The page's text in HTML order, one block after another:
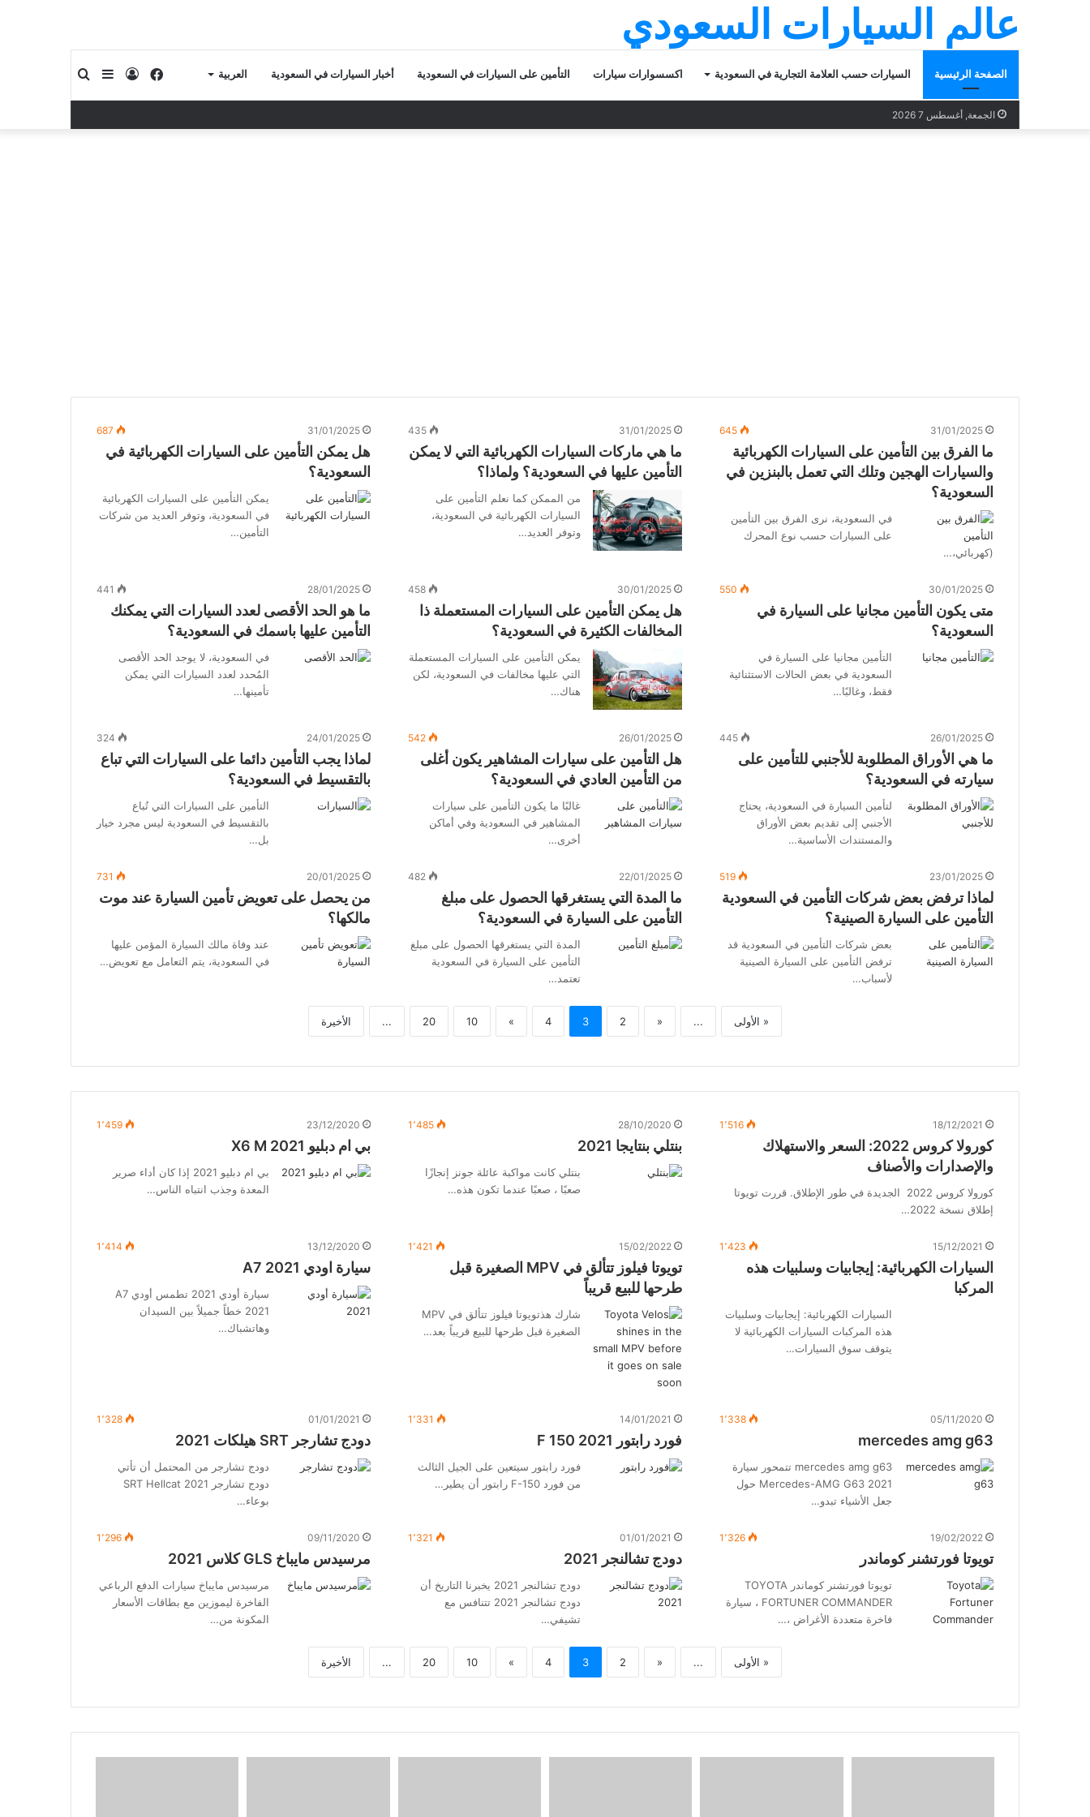
عالم السيارات السعودي
الصفحة الرئيسية السيارات حسب العلامة التجارية في السعودية اكسسوارات سيارات التأمين على السيارات في السعودية أخبار السيارات في السعودية العربية إضافةتسجيلفيسبوك
الجمعة, أغسطس 7 2026
31/01/2025
645
ما الفرق بين التأمين على السيارات الكهربائية
والسيارات الهجين وتلك التي تعمل بالبنزين في
السعودية؟
في السعودية، نرى الفرق بين التأمين
على السيارات حسب نوع المحرك
(كهربائي،…
31/01/2025
435
ما هي ماركات السيارات الكهربائية التي لا يمكن
التأمين عليها في السعودية؟ ولماذا؟
من الممكن كما نعلم التأمين على
السيارات الكهربائية في السعودية،
وتوفر العديد…
31/01/2025
687
هل يمكن التأمين على السيارات الكهربائية في
السعودية؟
يمكن التأمين على السيارات الكهربائية
في السعودية، وتوفر العديد من شركات
التأمين…
30/01/2025
550
متى يكون التأمين مجانيا على السيارة في
السعودية؟
التأمين مجانيا على السيارة في
السعودية في بعض الحالات الاستثنائية
فقط، وغالبًا…
30/01/2025
458
هل يمكن التأمين على السيارات المستعملة ذا
المخالفات الكثيرة في السعودية؟
يمكن التأمين على السيارات المستعملة
التي عليها مخالفات في السعودية، لكن
هناك…
28/01/2025
441
ما هو الحد الأقصى لعدد السيارات التي يمكنك
التأمين عليها باسمك في السعودية؟
في السعودية، لا يوجد الحد الأقصى
المُحدد لعدد السيارات التي يمكن
تأمينها…
26/01/2025
445
ما هي الأوراق المطلوبة للأجنبي للتأمين على
سيارته في السعودية؟
لتأمين السيارة في السعودية، يحتاج
الأجنبي إلى تقديم بعض الأوراق
والمستندات الأساسية…
26/01/2025
542
هل التأمين على سيارات المشاهير يكون أغلى
من التأمين العادي في السعودية؟
غالبًا ما يكون التأمين على سيارات
المشاهير في السعودية وفي أماكن
أخرى…
24/01/2025
324
لماذا يجب التأمين دائما على السيارات التي تباع
بالتقسيط في السعودية؟
التأمين على السيارات التي تُباع
بالتقسيط في السعودية ليس مجرد خيار
بل…
23/01/2025
519
لماذا ترفض بعض شركات التأمين في السعودية
التأمين على السيارة الصينية؟
بعض شركات التأمين في السعودية قد
ترفض التأمين على السيارة الصينية
لأسباب…
22/01/2025
482
ما المدة التي يستغرقها الحصول على مبلغ
التأمين على السيارة في السعودية؟
المدة التي يستغرقها الحصول على مبلغ
التأمين على السيارة في السعودية
تعتمد…
20/01/2025
731
من يحصل على تعويض تأمين السيارة عند موت
مالكها؟
عند وفاة مالك السيارة المؤمن عليها
في السعودية، يتم التعامل مع تعويض…
« الأولى ...
«
2
3
4
»
10
20
... الأخيرة
18/12/2021 1٬516
كورولا كروس 2022: السعر والاستهلاك
والإصدارات والأصناف
كورولا كروس 2022 الجديدة في طور الإطلاق. قررت تويوتا
إطلاق نسخة 2022…
28/10/2020 1٬485
بنتلي بنتايجا 2021
بنتلي كانت مواكبة عائلة جونز إنجازًا
صعبًا ، صعبًا عندما تكون هذه…
23/12/2020 1٬459
بي ام دبليو 2021 X6 M
بي ام دبليو 2021 إذا كان أداء صرير
المعدة وجذب انتباه الناس…
15/12/2021 1٬423
السيارات الكهربائية: إيجابيات وسلبيات هذه
المركبا
السيارات الكهربائية: إيجابيات وسلبيات
هذه المركبات السيارات الكهربائية لا
يتوقف سوق السيارات…
15/02/2022 1٬421
تويوتا فيلوز تتألق في MPV الصغيرة قبل
طرحها للبيع قريباً
شارك هذتويوتا فيلوز تتألق في MPV
الصغيرة قبل طرحها للبيع قريباً بعد…
13/12/2020 1٬414
سيارة اودي A7 2021
سيارة أودي 2021 تطمس أودي A7
2021 خطاً جميلاً بين السيدان
وهاتشباك…
05/11/2020 1٬338
mercedes amg g63
mercedes amg g63 تتمحور سيارة
Mercedes-AMG G63 2021 حول
جعل الأشياء تبدو…
14/01/2021 1٬331
فورد رابتور F 150 2021
فورد رابتور سيتعين على الجيل الثالث
من فورد F-150 رابتور أن يطير…
01/01/2021 1٬328
دودج تشارجر SRT هيلكات 2021
دودج تشارجر من المحتمل أن تأتي
دودج تشارجر SRT Hellcat 2021
بوعاء…
19/02/2022 1٬326
تويوتا فورتشنر كوماندر
تويوتا فورتشنر كوماندر TOYOTA
FORTUNER COMMANDER ، سيارة
فاخرة متعددة الأغراض ،…
01/01/2021 1٬321
دودج تشالنجر 2021
دودج تشالنجر 2021 يخبرنا التاريخ أن
دودج تشالنجر 2021 تتنافس مع
تشيفي…
09/11/2020 1٬296
مرسيدس مايباخ GLS كلاس 2021
مرسيدس مايباخ سيارات الدفع الرباعي
الفاخرة ليموزين مع بطاقات الأسعار
المكونة من…
« الأولى ...
«
2
3
4
»
10
20
... الأخيرة